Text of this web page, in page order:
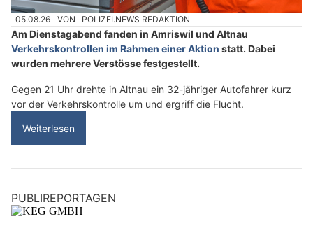
05.08.26 VON POLIZEI.NEWS REDAKTION
Am Dienstagabend fanden in Amriswil und Altnau
Verkehrskontrollen im Rahmen einer Aktion statt. Dabei
wurden mehrere Verstösse festgestellt.
Gegen 21 Uhr drehte in Altnau ein 32-jähriger Autofahrer kurz
vor der Verkehrskontrolle um und ergriff die Flucht.
Weiterlesen
PUBLIREPORTAGEN